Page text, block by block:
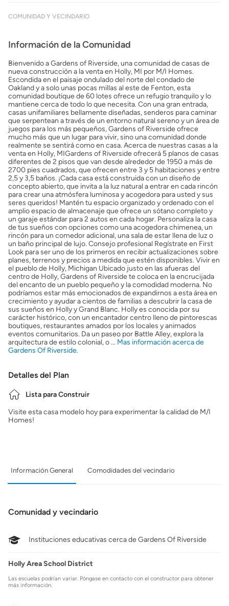
COMUNIDAD Y VECINDARIO
Información de la Comunidad
Bienvenido a Gardens of Riverside, una comunidad de casas de
nueva construcción a la venta en Holly, MI por M/I Homes.
Escondida en el paisaje ondulado del norte del condado de
Oakland y a solo unas pocas millas al este de Fenton, esta
comunidad boutique de 60 lotes ofrece un refugio tranquilo y lo
mantiene cerca de todo lo que necesita. Con una gran entrada,
casas unifamiliares bellamente diseñadas, senderos para caminar
que serpentean a través de un entorno natural sereno y un área de
juegos para los más pequeños, Gardens of Riverside ofrece
mucho más que un lugar para vivir, sino una comunidad donde
realmente se sentirá como en casa. Acerca de nuestras casas a la
venta en Holly, MIGardens of Riverside ofrecerá 5 planos de casas
diferentes de 2 pisos que van desde alrededor de 1950 a más de
2700 pies cuadrados, que ofrecen entre 3 y 5 habitaciones y entre
2,5 y 3,5 baños. ¡Cada casa está construida con un diseño de
concepto abierto, que invita a la luz natural a entrar en cada rincón
para crear una atmósfera luminosa y acogedora para usted y sus
seres queridos! Mantén tu espacio organizado y ordenado con el
amplio espacio de almacenaje que ofrece un sótano completo y
un garaje estándar para 2 autos en cada hogar. Personaliza la casa
de tus sueños con opciones como una acogedora chimenea, un
rincón para un comedor adicional, una sala de estar llena de luz o
un baño principal de lujo. Consejo profesional Regístrate en First
Look para ser uno de los primeros en recibir actualizaciones sobre
planes, terrenos y precios a medida que estén disponibles. Vivir en
el pueblo de Holly, Michigan Ubicado justo en las afueras del
centro de Holly, Gardens of Riverside te coloca en la encrucijada
del encanto de un pueblo pequeño y la comodidad moderna. No
podríamos estar más emocionados de expandirnos a esta área en
crecimiento y ayudar a cientos de familias a descubrir la casa de
sus sueños en Holly y Grand Blanc. Holly es conocida por su
carácter histórico, con un encantador centro lleno de pintorescas
boutiques, restaurantes amados por los locales y animados
eventos comunitarios. Da un paseo por Battle Alley, explora la
arquitectura de estilo colonial, o ... Mas información acerca de
Gardens Of Riverside.
Detalles del Plan
Lista para Construir
Visite esta casa modelo hoy para experimentar la calidad de M/I
Homes!
Información General Comodidades del vecindario
Comunidad y vecindario
Instituciones educativas cerca de Gardens Of Riverside
Holly Area School District
Las escuelas podrían variar. Póngase en contacto con el constructor para obtener
más información.